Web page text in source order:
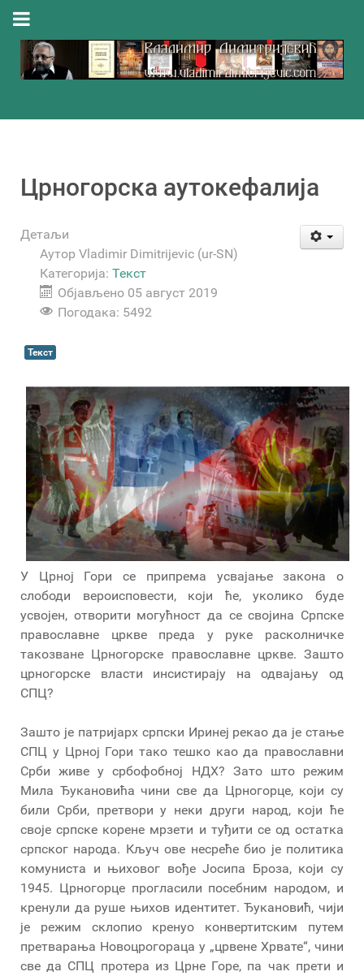
Црногорска аутокефалија
Детаљи
Аутор Vladimir Dimitrijevic (ur-SN)
Категорија: Текст
Објављено 05 август 2019
Погодака: 5492
Текст
У Црној Гори се припрема усвајање закона о
слободи вероисповести, који ће, уколико буде
усвојен, отворити могућност да се својина Српске
православне цркве преда у руке расколничке
такозване Црногорске православне цркве. Зашто
црногорске власти инсистирају на одвајању од
СПЦ?
Зашто је патријарх српски Иринеј рекао да је стање
СПЦ у Црној Гори тако тешко као да православни
Срби живе у србофобној НДХ? Зато што режим
Мила Ђукановића чини све да Црногорце, који су
били Срби, претвори у неки други народ, који ће
своје српске корене мрзети и туђити се од остатка
српског народа. Кључ ове несреће био је политика
комуниста и њиховог вође Јосипа Броза, који су
1945. Црногорце прогласили посебним народом, и
кренули да руше њихов идентитет. Ђукановић, чији
је режим склопио кренуо конвертитским путем
претварања Новоцрогораца у „црвене Хрвате“, чини
све да СПЦ протера из Црне Горе, па чак прети и